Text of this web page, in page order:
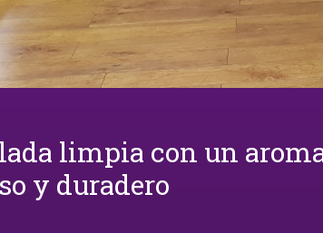
limpia con un
y duradero